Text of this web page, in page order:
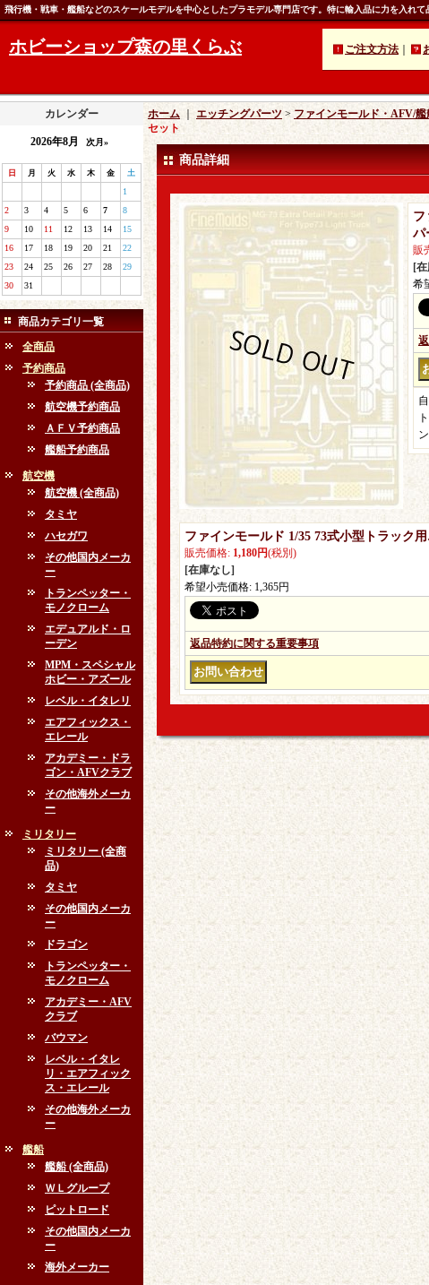
飛行機・戦車・艦船などのスケールモデルを中心としたプラモデル専門店です。特に輸入品に力を入れて
ホビーショップ森の里くらぶ ご注文方法
カレンダー
2026年8月 次月»
日 月 火 水 木 金 土
1
2
3 4 5 6 7
8
9
10 11 12 13 14
15
16
17 18 19 20 21
22
23
24 25 26 27 28
29
30
31
商品カテゴリ一覧
全商品
予約商品
予約商品 (全商品)
航空機予約商品
ＡＦＶ予約商品
艦船予約商品
航空機
航空機 (全商品)
タミヤ
ハセガワ
その他国内メーカ
ー
トランペッター・
モノクローム
エデュアルド・ロ
ーデン
MPM・スペシャル
ホビー・アズール
レベル・イタレリ
エアフィックス・
エレール
アカデミー・ドラ
ゴン・AFVクラブ
その他海外メーカ
ー
ミリタリー
ミリタリー (全商
品)
タミヤ
その他国内メーカ
ー
ドラゴン
トランペッター・
モノクローム
アカデミー・AFV
クラブ
バウマン
レベル・イタレ
リ・エアフィック
ス・エレール
その他海外メーカ
ー
艦船
艦船 (全商品)
ＷＬグループ
ピットロード
その他国内メーカ
ー
海外メーカー
ホーム エッチングパーツ > ファインモールド・AFV/艦
セット
商品詳細
フ
パ
販
[
希
ファインモールド 1/35 73式小型トラック
販売価格: 1,180円(税別)
[在庫なし]
希望小売価格: 1,365円
返品特約に関する重要事項